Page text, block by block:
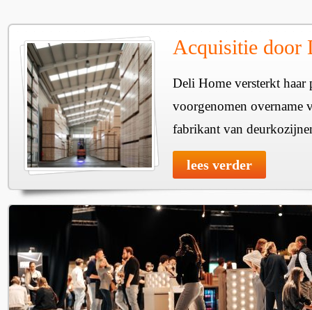
Acquisitie door
Deli Home versterkt haar
voorgenomen overname
fabrikant van
lees verder